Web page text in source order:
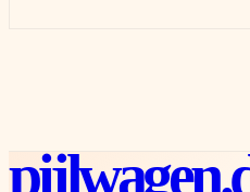
pijlwagen